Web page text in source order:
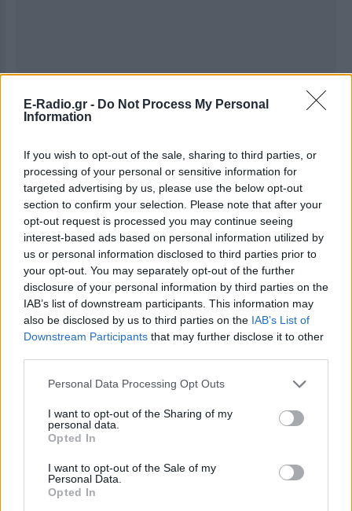
E-Radio.gr - Do Not Process My Personal
Information
If you wish to opt-out of the sale, sharing to third parties, or
processing of your personal or sensitive information for
targeted advertising by us, please use the below opt-out
section to confirm your selection. Please note that after your
opt-out request is processed you may continue seeing
interest-based ads based on personal information utilized by
us or personal information disclosed to third parties prior to
your opt-out. You may separately opt-out of the further
disclosure of your personal information by third parties on the
IAB’s list of downstream participants. This information may
also be disclosed by us to third parties on the IAB’s List of
Downstream Participants that may further disclose it to other
Personal Data Processing Opt Outs
I want to opt-out of the Sharing of my
personal data.
Opted In
I want to opt-out of the Sale of my
Personal Data.
Opted In
Ακολουθήστε το E-Radio.gr στοGoogle News
και μάθετε πρώτοιτα πιο hot νέα .
Για ακόμη περισσότερα νέα